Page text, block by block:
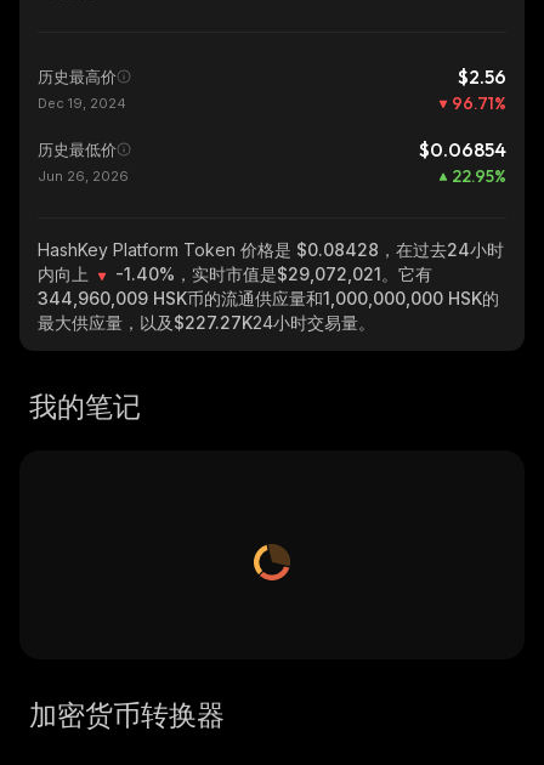
历史最高价 $2.56
Dec 19, 2024 96.71%
历史最低价 $0.06854
Jun 26, 2026 22.95%
HashKey Platform Token 价格是 $0.08428，在过去24小时
内向上
-1.40% ，实时市值是$29,072,021。它有
344,960,009 HSK币的流通供应量和1,000,000,000 HSK的
最大供应量，以及$227.27K24小时交易量。
我的笔记
加密货币转换器